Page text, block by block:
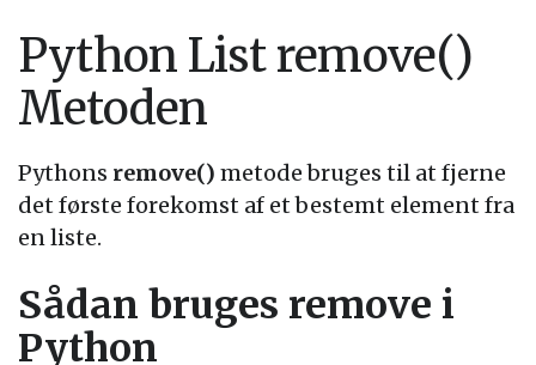
Python List remove()
Metoden
Pythons remove() metode bruges til at fjerne
det første forekomst af et bestemt element fra
en liste.
Sådan bruges remove i
Python